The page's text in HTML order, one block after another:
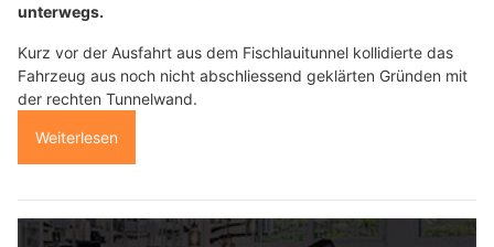
unterwegs.
Kurz vor der Ausfahrt aus dem Fischlauitunnel kollidierte das
Fahrzeug aus noch nicht abschliessend geklärten Gründen mit
der rechten Tunnelwand.
Weiterlesen